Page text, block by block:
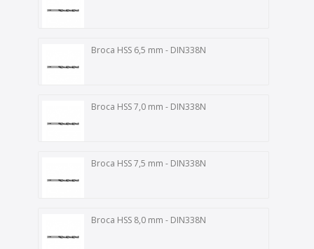
Broca HSS 6,5 mm - DIN338N
Broca HSS 7,0 mm - DIN338N
Broca HSS 7,5 mm - DIN338N
Broca HSS 8,0 mm - DIN338N